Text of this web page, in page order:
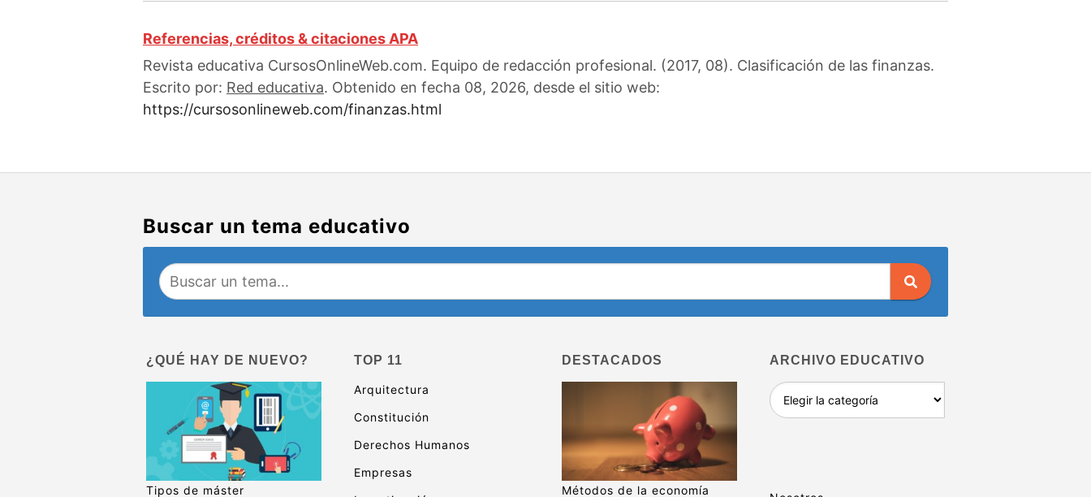
Referencias, créditos & citaciones APA
Revista educativa CursosOnlineWeb.com. Equipo de redacción profesional. (2017, 08). Clasificación de las finanzas.
Escrito por: Red educativa. Obtenido en fecha 08, 2026, desde el sitio web:
https://cursosonlineweb.com/finanzas.html
Buscar un tema educativo
¿QUÉ HAY DE NUEVO?
Tipos de máster
TOP 11
Arquitectura
Constitución
Derechos Humanos
Empresas
DESTACADOS
Métodos de la economía
ARCHIVO EDUCATIVO
Archivo
educativo